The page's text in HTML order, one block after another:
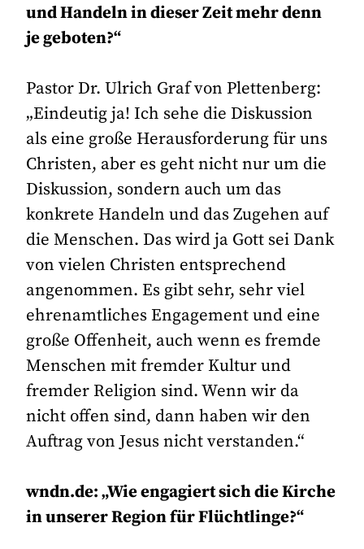
und Handeln in dieser Zeit mehr denn
je geboten?“
Pastor Dr. Ulrich Graf von Plettenberg:
„Eindeutig ja! Ich sehe die Diskussion
als eine große Herausforderung für uns
Christen, aber es geht nicht nur um die
Diskussion, sondern auch um das
konkrete Handeln und das Zugehen auf
die Menschen. Das wird ja Gott sei Dank
von vielen Christen entsprechend
angenommen. Es gibt sehr, sehr viel
ehrenamtliches Engagement und eine
große Offenheit, auch wenn es fremde
Menschen mit fremder Kultur und
fremder Religion sind. Wenn wir da
nicht offen sind, dann haben wir den
Auftrag von Jesus nicht verstanden.“
wndn.de: „Wie engagiert sich die Kirche
in unserer Region für Flüchtlinge?“